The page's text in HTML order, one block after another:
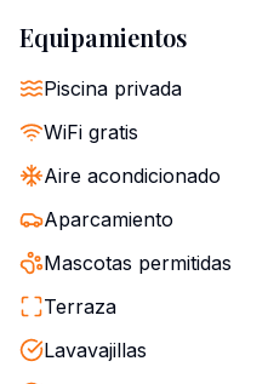
Equipamientos
Piscina privada
WiFi gratis
Aire acondicionado
Aparcamiento
Mascotas permitidas
Terraza
Lavavajillas